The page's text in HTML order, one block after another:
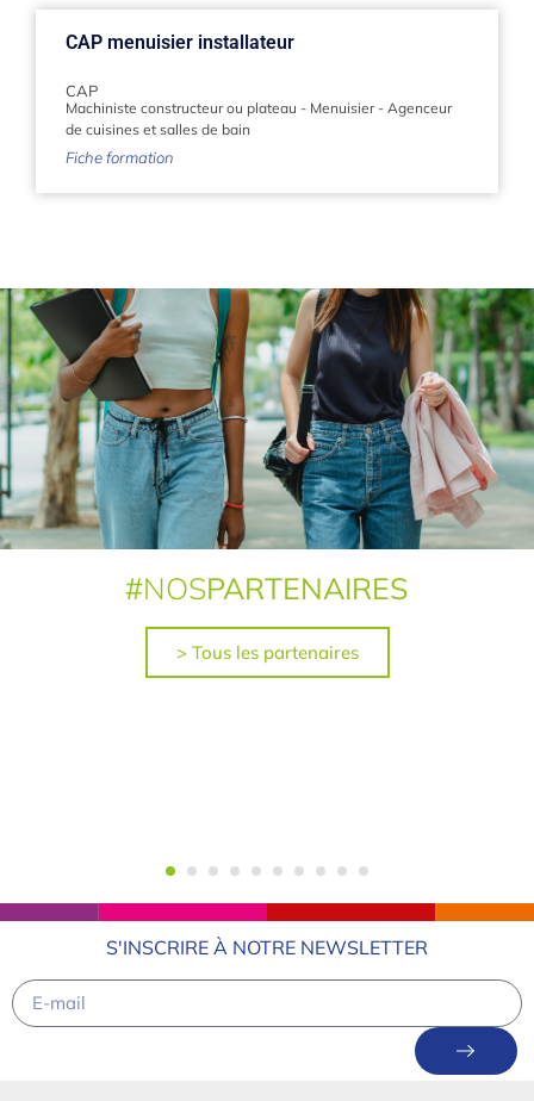
CAP menuisier installateur
CAP
Machiniste constructeur ou plateau - Menuisier- Agenceur
de cuisines et salles de bain
Fiche formation
#NOSPARTENAIRES
> Tous les partenaires
S'INSCRIRE À NOTRE NEWSLETTER